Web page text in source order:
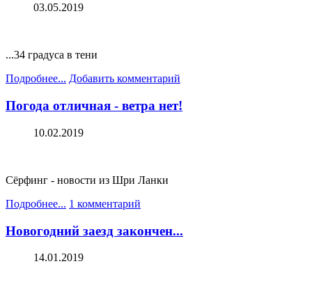
03.05.2019
...34 градуса в тени
Подробнее... Добавить комментарий
Погода отличная - ветра нет!
10.02.2019
Сёрфинг - новости из Шри Ланки
Подробнее... 1 комментарий
Новогодний заезд закончен...
14.01.2019